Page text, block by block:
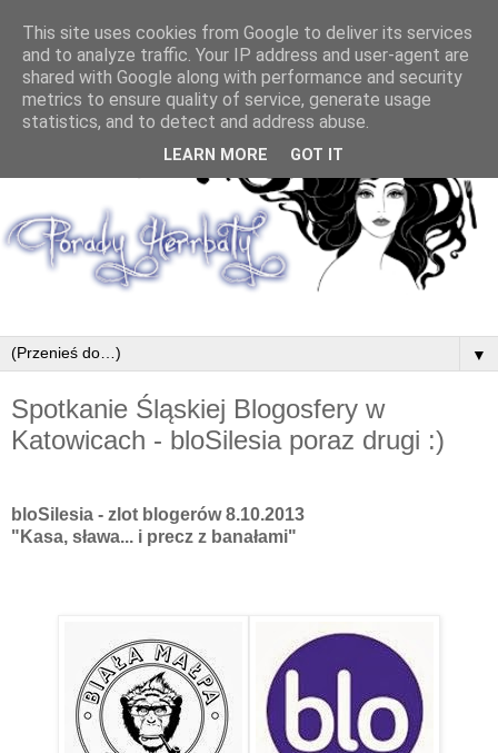
▼
Spotkanie Śląskiej Blogosfery w
Katowicach - bloSilesia poraz drugi :)
bloSilesia - zlot blogerów 8.10.2013
"Kasa, sława... i precz z banałami"
This site uses cookies from Google to deliver its services
and to analyze traffic. Your IP address and user-agent are
shared with Google along with performance and security
metrics to ensure quality of service, generate usage
statistics, and to detect and address abuse.
LEARN MORE GOT IT